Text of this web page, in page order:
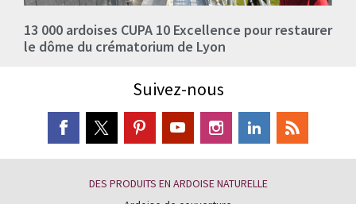
13 000 ardoises CUPA 10 Excellence pour restaurer
le dôme du crématorium de Lyon
Suivez-nous
DES PRODUITS EN ARDOISE NATURELLE